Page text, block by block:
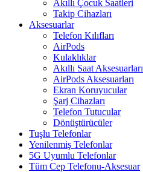
Akıllı Çocuk Saatleri
Takip Cihazları
Aksesuarlar
Telefon Kılıfları
AirPods
Kulaklıklar
Akıllı Saat Aksesuarları
AirPods Aksesuarları
Ekran Koruyucular
Şarj Cihazları
Telefon Tutucular
Dönüştürücüler
Tuşlu Telefonlar
Yenilenmiş Telefonlar
5G Uyumlu Telefonlar
Tüm Cep Telefonu-Aksesuar